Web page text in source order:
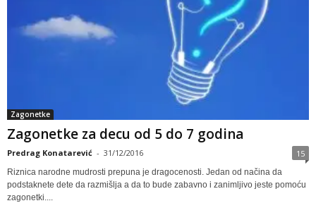
Zagonetke
Zagonetke za decu od 5 do 7 godina
Predrag Konatarević - 31/12/2016 15
Riznica narodne mudrosti prepuna je dragocenosti. Jedan od načina da
podstaknete dete da razmišlja a da to bude zabavno i zanimljivo jeste pomoću
zagonetki....